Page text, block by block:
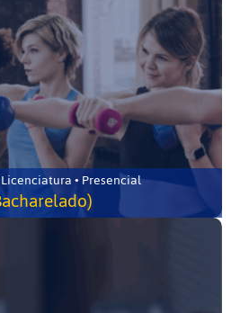
• Presencial